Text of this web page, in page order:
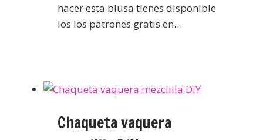
hacer esta blusa tienes disponible
los los patrones gratis en…
Chaqueta vaquera